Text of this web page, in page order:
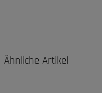
Ähnliche Artikel